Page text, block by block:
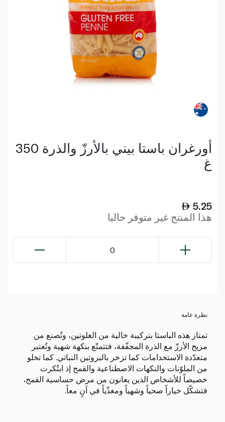
أورغران باستا بيني بالأرزّ والذرة 350
غ
5.25
هذا المنتج غير متوفر حاليا
0
نظرة عامة
تمتاز هذه الباستا بتركيبة خالية من الغلوتين، وتُصنع من
مزيج الأرزّ مع الذرة المجفّفة، فتتمتّع بنكهة شهية وتُعتبر
متعدّدة الاستخدامات كما تزخر بالبروتين النباتي. كما تخلو
من الملوّنات والنكهات الاصطناعية والقمح إذ ابتُكرت
خصيصاً للأشخاص الذين يعانون من مرض حساسية القمح،
فتشكّل خياراً صحياً وشهياً ومغذّياً في آنٍ معاً.